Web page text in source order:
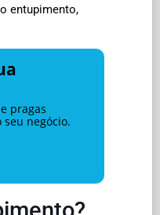
entupimento,
pragas
negócio.